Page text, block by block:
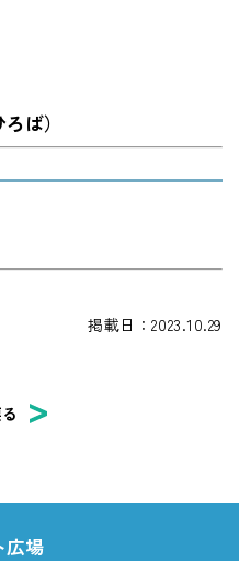
ば）
掲載日：2023.10.29
広場